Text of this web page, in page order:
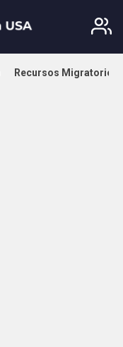
Recursos Migratorios